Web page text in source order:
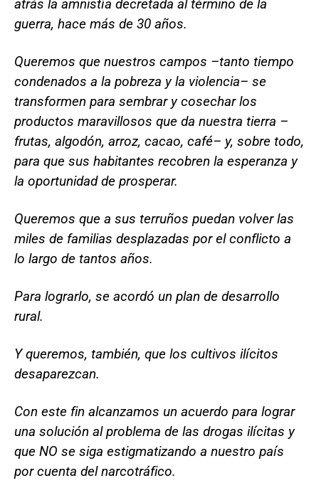
atrás la amnistía decretada al término de la
guerra, hace más de 30 años.
Queremos que nuestros campos –tanto tiempo
condenados a la pobreza y la violencia– se
transformen para sembrar y cosechar los
productos maravillosos que da nuestra tierra –
frutas, algodón, arroz, cacao, café– y, sobre todo,
para que sus habitantes recobren la esperanza y
la oportunidad de prosperar.
Queremos que a sus terruños puedan volver las
miles de familias desplazadas por el conflicto a
lo largo de tantos años.
Para lograrlo, se acordó un plan de desarrollo
rural.
Y queremos, también, que los cultivos ilícitos
desaparezcan.
Con este fin alcanzamos un acuerdo para lograr
una solución al problema de las drogas ilícitas y
que NO se siga estigmatizando a nuestro país
por cuenta del narcotráfico.